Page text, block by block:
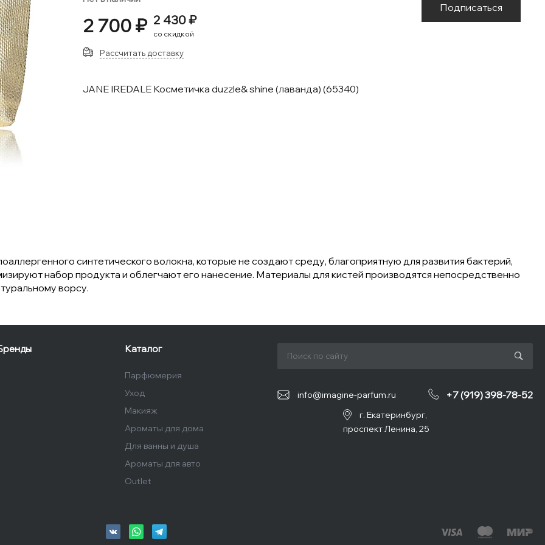
2 700 ₽ 2 430 ₽
со скидкой
Подписаться
Рассчитать доставку
JANE IREDALE Косметичка duzzle& shine (лаванда) (65340)
синтетического волокна, которые не создают среду, благоприятную для развития бактерий,
набор продукта и облегчают его нанесение. Материалы для кистей производятся непосредственно
ворсу.
Каталог
Парфюмерия
Уход
Макияж
Ароматы для дома
Для ванны и душа
Ароматы для авто
Outlet
info@imagine-parfum.ru +7 (919) 398-78-52
г. Екатеринбург,
проспект Ленина, 25